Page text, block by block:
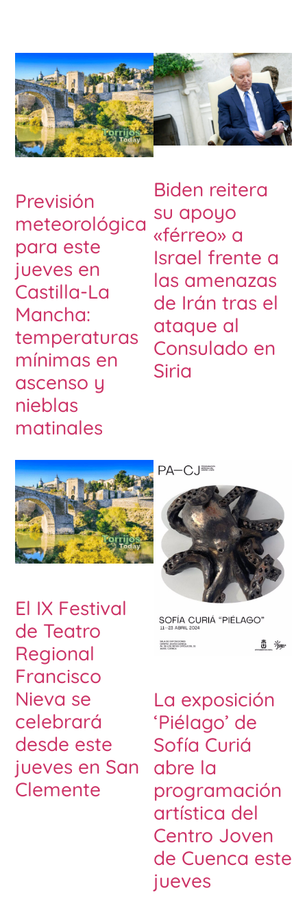
Previsión
meteorológica
para este
jueves en
Castilla-La
Mancha:
temperaturas
mínimas en
ascenso y
nieblas
matinales
Biden reitera
su apoyo
«férreo» a
Israel frente a
las amenazas
de Irán tras el
ataque al
Consulado en
Siria
El IX Festival
de Teatro
Regional
Francisco
Nieva se
celebrará
desde este
jueves en San
Clemente
La exposición
‘Piélago’ de
Sofía Curiá
abre la
programación
artística del
Centro Joven
de Cuenca este
jueves